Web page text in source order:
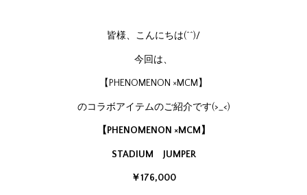
皆様、こんにちは(^^)/
今回は、
【PHENOMENON ×MCM】
のコラボアイテムのご紹介です(>_<)
【PHENOMENON ×MCM】
STADIUM JUMPER
￥176,000